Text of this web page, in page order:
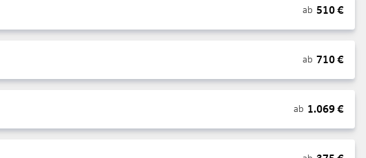
ab 510€
ab 710€
ab 1.069€